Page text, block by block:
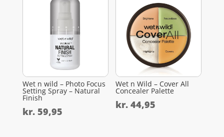
Wet n wild – Photo Focus
Setting Spray – Natural
Finish
kr.59,95
Wet n Wild – Cover All
Concealer Palette
kr. 44,95